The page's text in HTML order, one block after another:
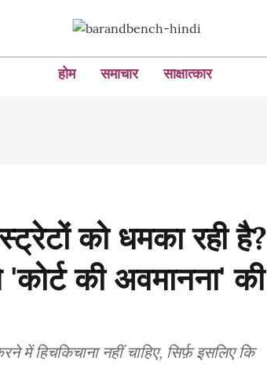
होम समाचार साक्षात्कार
को धमका रही है?
'कोर्ट की अवमानना' की
हिचकिचाना नहीं चाहिए, सिर्फ़ इसलिए कि